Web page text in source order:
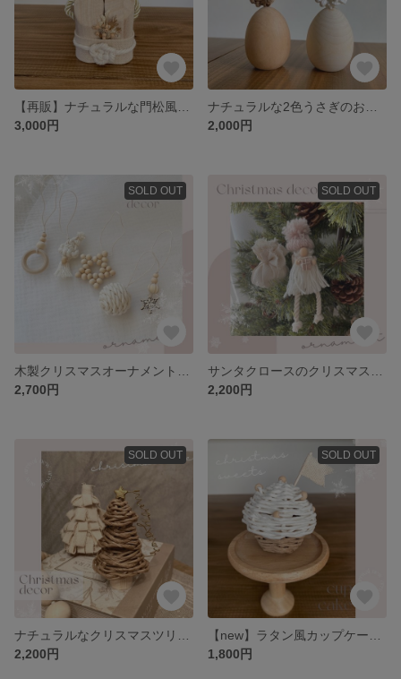
3,000円
2,000円
SOLD OUT
2,700円
SOLD OUT
2,200円
SOLD OUT
2,200円
SOLD OUT
1,800円